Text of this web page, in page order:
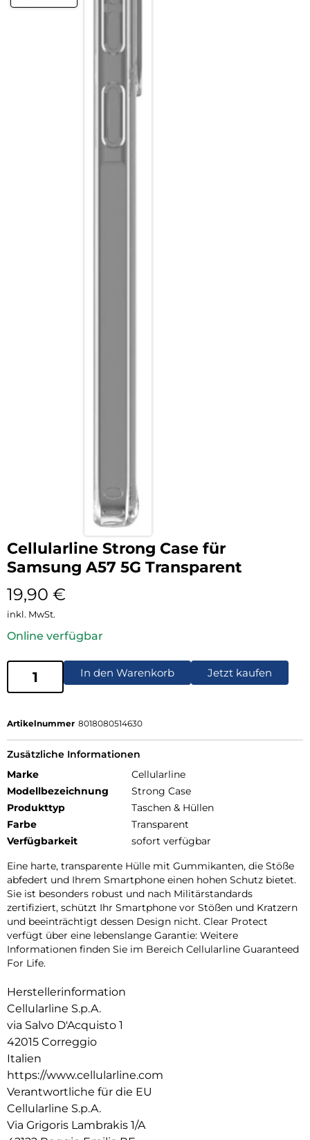
Cellularline Strong Case für
Samsung A57 5G Transparent
19,90 €
inkl. MwSt.
Online verfügbar
In den Warenkorb Jetzt kaufen
Artikelnummer 8018080514630
Zusätzliche Informationen
Marke
Cellularline
Modellbezeichnung
Strong Case
Produkttyp
Taschen & Hüllen
Farbe
Transparent
Verfügbarkeit
sofort verfügbar
Eine harte, transparente Hülle mit Gummikanten, die Stöße
abfedert und Ihrem Smartphone einen hohen Schutz bietet.
Sie ist besonders robust und nach Militärstandards
zertifiziert, schützt Ihr Smartphone vor Stößen und Kratzern
und beeinträchtigt dessen Design nicht. Clear Protect
verfügt über eine lebenslange Garantie: Weitere
Informationen finden Sie im Bereich Cellularline Guaranteed
For Life.
Herstellerinformation
Cellularline S.p.A.
via Salvo D'Acquisto 1
42015 Correggio
Italien
https://www.cellularline.com
Verantwortliche für die EU
Cellularline S.p.A.
Via Grigoris Lambrakis 1/A